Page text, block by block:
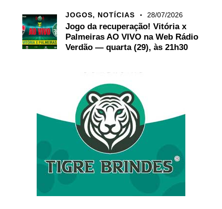
JOGOS, NOTÍCIAS 28/07/2026
Jogo da recuperação! Vitória x
Palmeiras AO VIVO na Web Rádio
Verdão — quarta (29), às 21h30